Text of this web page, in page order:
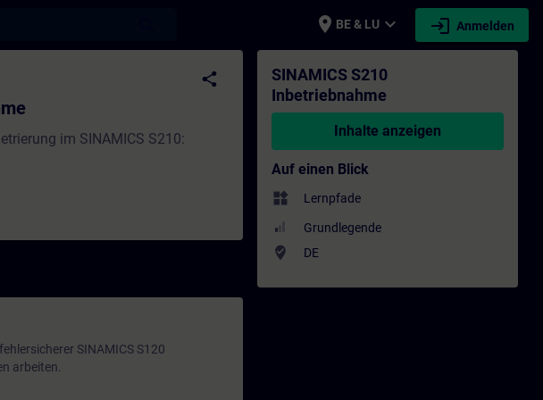
place BE & LU expand_more login Anmelden
- Schulung - Weiterbildung | SITRAIN
share
im SINAMICS S210:
SINAMICS S120
arbeiten.
SINAMICS S210
Inbetriebnahme
Inhalte anzeigen
Auf einen Blick
widgets Lernpfade
Grundlegende
where_to_vote DE